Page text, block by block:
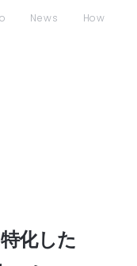
News How
化した